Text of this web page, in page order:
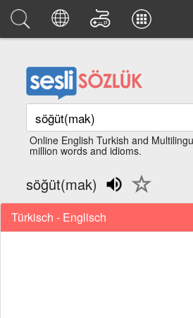
Online English Turkish and
million words and idioms.
söğüt(mak)
Türkisch - Englisch